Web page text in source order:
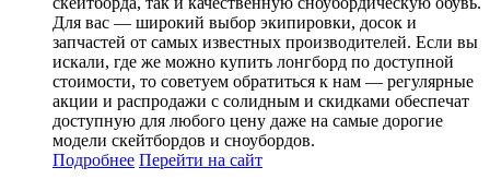
Для вас — широкий выбор экипировки, досок и
запчастей от самых известных производителей. Если вы
искали, где же можно купить лонгборд по доступной
стоимости, то советуем обратиться к нам — регулярные
акции и распродажи с солидным и скидками обеспечат
доступную для любого цену даже на самые дорогие
модели скейтбордов и сноубордов.
Подробнее Перейти на сайт